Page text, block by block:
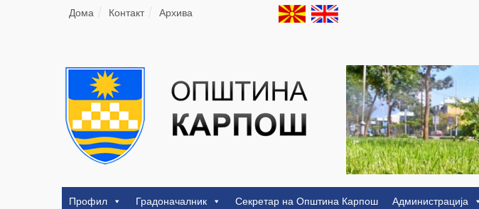
Дома Контакт Архива
Профил Градоначалник Секретар на Општина Карпош Администрација